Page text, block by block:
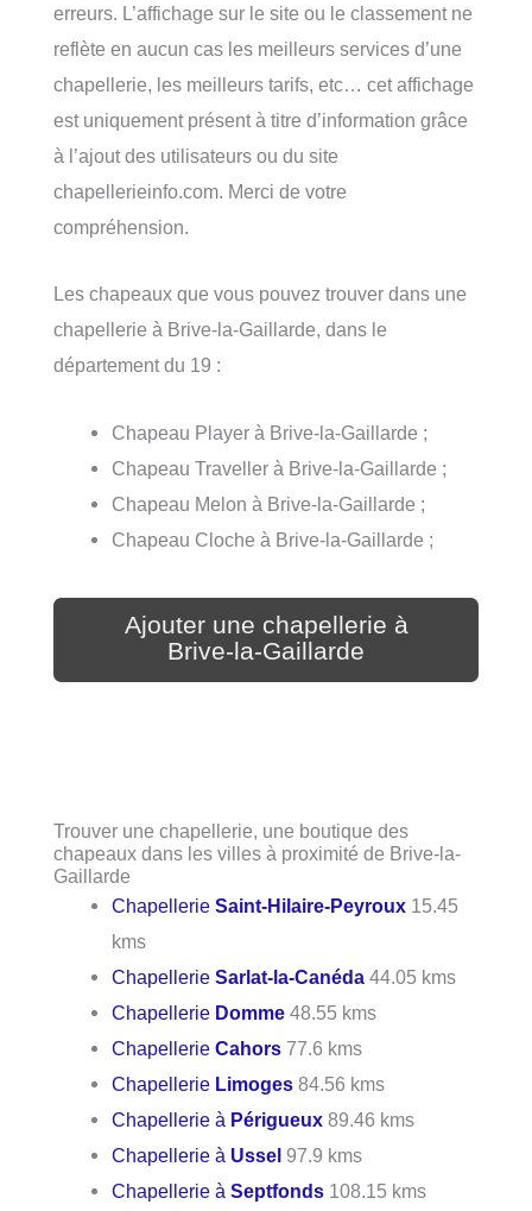
erreurs. L’affichage sur le site ou le classement ne
reflète en aucun cas les meilleurs services d’une
chapellerie, les meilleurs tarifs, etc… cet affichage
est uniquement présent à titre d’information grâce
à l’ajout des utilisateurs ou du site
chapellerieinfo.com. Merci de votre
compréhension.
Les chapeaux que vous pouvez trouver dans une
chapellerie à Brive-la-Gaillarde, dans le
département du 19 :
Chapeau Player à Brive-la-Gaillarde ;
Chapeau Traveller à Brive-la-Gaillarde ;
Chapeau Melon à Brive-la-Gaillarde ;
Chapeau Cloche à Brive-la-Gaillarde ;
Ajouter une chapellerie à
Brive-la-Gaillarde
Trouver une chapellerie, une boutique des
chapeaux dans les villes à proximité de Brive-la-
Gaillarde
ChapellerieSaint-Hilaire-Peyroux 15.45
kms
ChapellerieSarlat-la-Canéda 44.05 kms
Chapellerie Domme 48.55 kms
ChapellerieCahors 77.6 kms
Chapellerie Limoges 84.56 kms
Chapellerie à Périgueux 89.46 kms
Chapellerie à Ussel 97.9 kms
Chapellerie àSeptfonds 108.15 kms